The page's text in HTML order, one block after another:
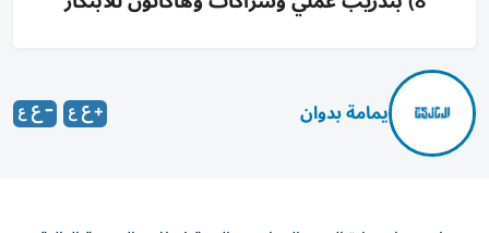
يمامة بدوان